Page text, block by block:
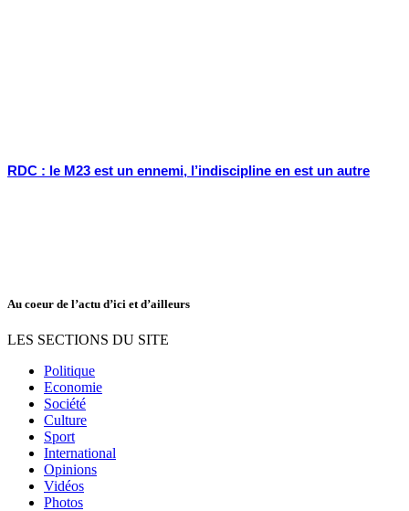
RDC : le M23 est un ennemi, l’indiscipline en est un autre
Au coeur de l’actu d’ici et d’ailleurs
LES SECTIONS DU SITE
Politique
Economie
Société
Culture
Sport
International
Opinions
Vidéos
Photos